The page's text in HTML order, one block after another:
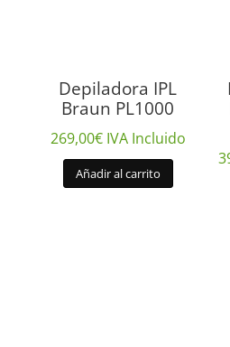
Depiladora IPL
Braun PL1000
269,00€ IVA Incluido
Añadir al carrito